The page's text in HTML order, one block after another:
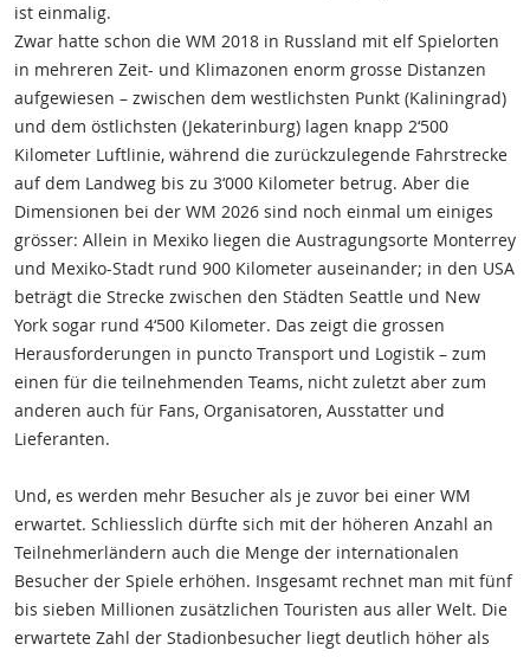
ist einmalig.
Zwar hatte schon die WM 2018 in Russland mit elf Spielorten
in mehreren Zeit- und Klimazonen enorm grosse Distanzen
aufgewiesen – zwischen dem westlichsten Punkt (Kaliningrad)
und dem östlichsten (Jekaterinburg) lagen knapp 2‘500
Kilometer Luftlinie, während die zurückzulegende Fahrstrecke
auf dem Landweg bis zu 3‘000 Kilometer betrug. Aber die
Dimensionen bei der WM 2026 sind noch einmal um einiges
grösser: Allein in Mexiko liegen die Austragungsorte Monterrey
und Mexiko-Stadt rund 900 Kilometer auseinander; in den USA
beträgt die Strecke zwischen den Städten Seattle und New
York sogar rund 4‘500 Kilometer. Das zeigt die grossen
Herausforderungen in puncto Transport und Logistik – zum
einen für die teilnehmenden Teams, nicht zuletzt aber zum
anderen auch für Fans, Organisatoren, Ausstatter und
Lieferanten.
Und, es werden mehr Besucher als je zuvor bei einer WM
erwartet. Schliesslich dürfte sich mit der höheren Anzahl an
Teilnehmerländern auch die Menge der internationalen
Besucher der Spiele erhöhen. Insgesamt rechnet man mit fünf
bis sieben Millionen zusätzlichen Touristen aus aller Welt. Die
erwartete Zahl der Stadionbesucher liegt deutlich höher als